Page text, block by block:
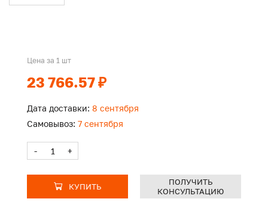
Цена за 1 шт
23 766.57 ₽
Дата доставки: 8 сентября
Самовывоз: 7 сентября
- +
КУПИТЬ
ПОЛУЧИТЬ
КОНСУЛЬТАЦИЮ